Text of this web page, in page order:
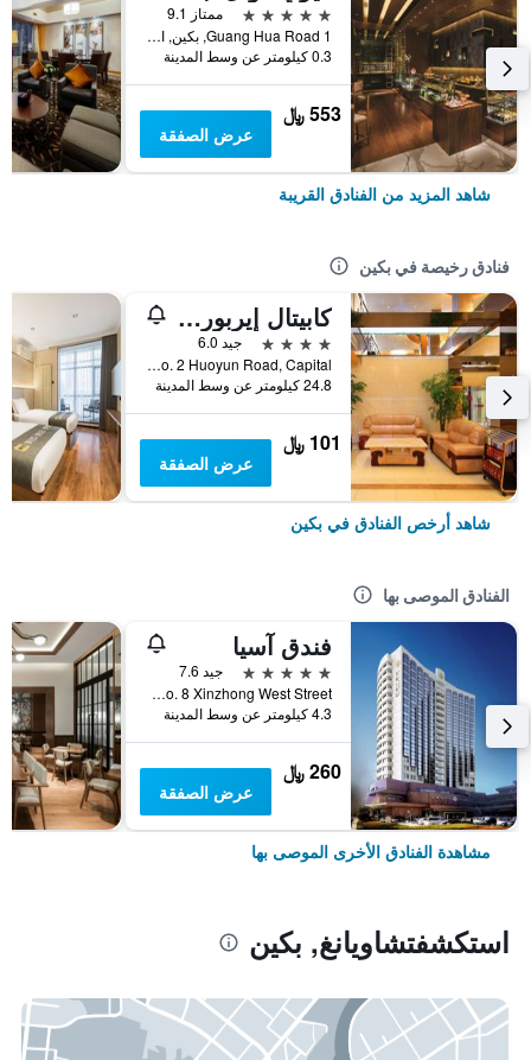
5 نجوم
ممتاز 9.1
1 Guang Hua Road, بكين, الصين
0.3 كيلومتر عن وسط المدينة
553 ﷼
عرض الصفقة
شاهد المزيد من الفنادق القريبة
فنادق رخيصة في بكين
كابيتال إيربورت إنترناشونال هوتل
4 نجوم
جيد 6.0
No. 2 Huoyun Road, Capital, بكين, الصين
24.8 كيلومتر عن وسط المدينة
101 ﷼
عرض الصفقة
شاهد أرخص الفنادق في بكين
الفنادق الموصى بها
فندق آسيا
5 نجوم
جيد 7.6
No. 8 Xinzhong West Street, بكين, الصين
4.3 كيلومتر عن وسط المدينة
260 ﷼
عرض الصفقة
مشاهدة الفنادق الأخرى الموصى بها
استكشفتشاويانغ, بكين